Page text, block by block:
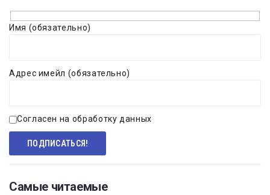
Имя (обязательно)
Адрес имейл (обязательно)
Согласен на обработку данных
Самые читаемые